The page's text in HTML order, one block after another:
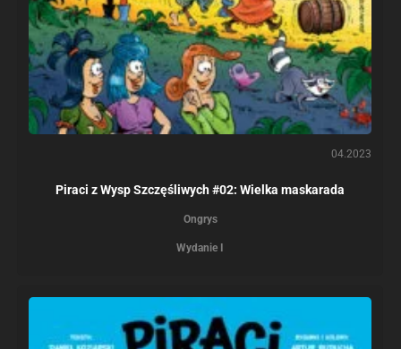
04.2023
Piraci z Wysp Szczęśliwych #02: Wielka maskarada
Ongrys
Wydanie I